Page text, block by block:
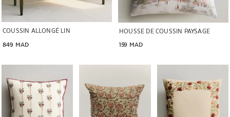
COUSSIN ALLONGÉ LIN
849 MAD
HOUSSE DE COUSSIN PAYSAGE
159 MAD
Image changée en 1 de 5 Image changée en 1 de 5 Image changée en 1 de